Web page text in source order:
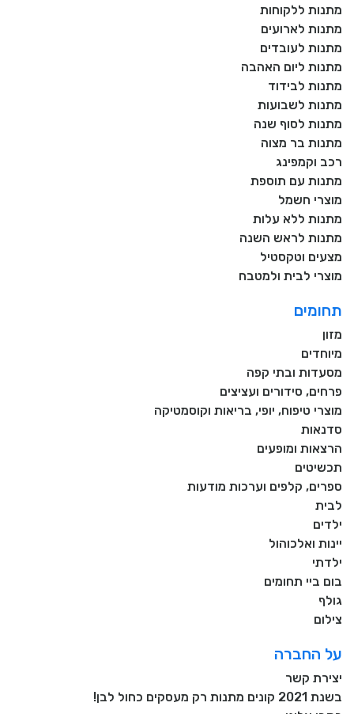
מתנות ללקוחות
מתנות לארועים
מתנות לעובדים
מתנות ליום האהבה
מתנות לבידוד
מתנות לשבועות
מתנות לסוף שנה
מתנות בר מצוה
רכב וקמפינג
מתנות עם תוספת
מוצרי חשמל
מתנות ללא עלות
מתנות לראש השנה
מצעים וטקסטיל
מוצרי לבית ולמטבח
תחומים
מזון
מיוחדים
מסעדות ובתי קפה
פרחים, סידורים ועציצים
מוצרי טיפוח, יופי, בריאות וקוסמטיקה
סדנאות
הרצאות ומופעים
תכשיטים
ספרים, קלפים וערכות מודעות
לבית
ילדים
יינות ואלכוהול
ילדתי
בום ביי תחומים
גולף
צילום
על החברה
יצירת קשר
בשנת 2021 קונים מתנות רק מעסקים כחול לבן!